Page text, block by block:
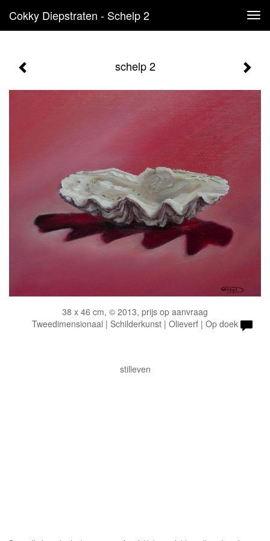
Cokky Diepstraten - Schelp 2
schelp 2
38 x 46 cm, © 2013, prijs op aanvraag
Tweedimensionaal | Schilderkunst | Olieverf | Op doek
stilleven